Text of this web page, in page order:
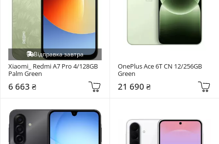
Відправка завтра
Xiaomi_ Redmi A7 Pro 4/128GB
Palm Green
6 663 ₴
OnePlus Ace 6T CN 12/256GB
Green
21 690 ₴